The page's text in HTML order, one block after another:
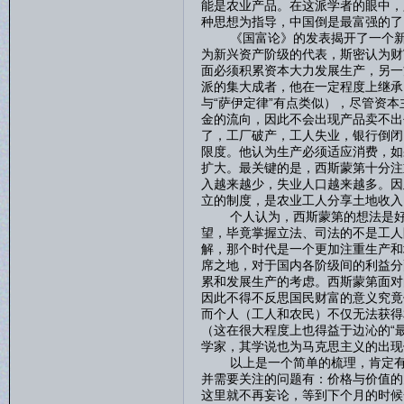
能是农业产品。在这派学者的眼中
种思想为指导，中国倒是最富强的
《国富论》的发表揭开了一个新
为新兴资产阶级的代表，斯密认为
面必须积累资本大力发展生产，另
派的集大成者，他在一定程度上继
与“萨伊定律”有点类似），尽管资
金的流向，因此不会出现产品卖不
了，工厂破产，工人失业，银行倒
限度。他认为生产必须适应消费，
扩大。最关键的是，西斯蒙第十分
入越来越少，失业人口越来越多。
立的制度，是农业工人分享土地收
个人认为，西斯蒙第的想法是好
望，毕竟掌握立法、司法的不是工
解，那个时代是一个更加注重生产
席之地，对于国内各阶级间的利益
累和发展生产的考虑。西斯蒙第面
因此不得不反思国民财富的意义究
而个人（工人和农民）不仅无法获
（这在很大程度上也得益于边沁的
学家，其学说也为马克思主义的出
以上是一个简单的梳理，肯定有
并需要关注的问题有：价格与价值
这里就不再妄论，等到下个月的时